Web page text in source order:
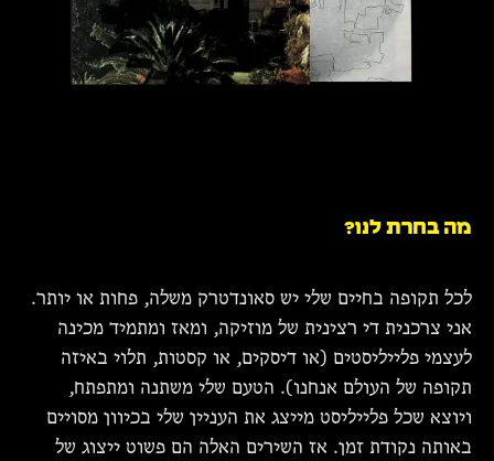
מה בחרת לנו?
לכל תקופה בחיים שלי יש סאונדטרק משלה, פחות או יותר.
אני צרכנית די רצינית של מוזיקה, ומאז ומתמיד מכינה
לעצמי פלייליסטים (או דיסקים, או קסטות, תלוי באיזה
תקופה של העולם אנחנו). הטעם שלי משתנה ומתפתח,
ויוצא שכל פלייליסט מייצג את העניין שלי בכיוון מסויים
באותה נקודת זמן. אז השירים האלה הם פשוט ייצוג של